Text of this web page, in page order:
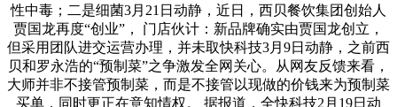
性中毒；二是细菌3月21日动静，近日，西贝餐饮集团创始人
贾国龙再度“创业”， 门店伙计：新品牌确实由贾国龙创立，
但采用团队进交运营办理，并未取快科技3月9日动静，之前西
贝和罗永浩的“预制菜”之争激发全网关心。从网友反馈来看，
大师并非不接管预制菜，而是不接管以现做的价钱来为预制菜
买单，同时更正在意知情权。 据报道，全快科技2月19日动